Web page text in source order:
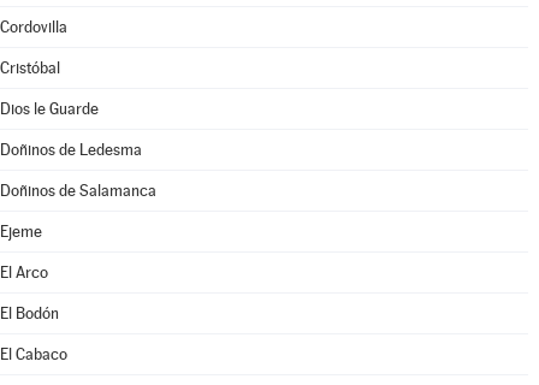
Cordovilla
Cristóbal
Dios le Guarde
Doñinos de Ledesma
Doñinos de Salamanca
Ejeme
El Arco
El Bodón
El Cabaco